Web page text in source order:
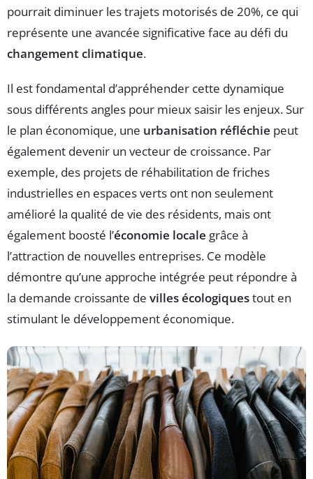
pourrait diminuer les trajets motorisés de 20%, ce qui
représente une avancée significative face au défi du
changement climatique.
Il est fondamental d’appréhender cette dynamique
sous différents angles pour mieux saisir les enjeux. Sur
le plan économique, une urbanisation réfléchie peut
également devenir un vecteur de croissance. Par
exemple, des projets de réhabilitation de friches
industrielles en espaces verts ont non seulement
amélioré la qualité de vie des résidents, mais ont
également boosté l’économie locale grâce à
l’attraction de nouvelles entreprises. Ce modèle
démontre qu’une approche intégrée peut répondre à
la demande croissante de villes écologiquestout en
stimulant le développement économique.